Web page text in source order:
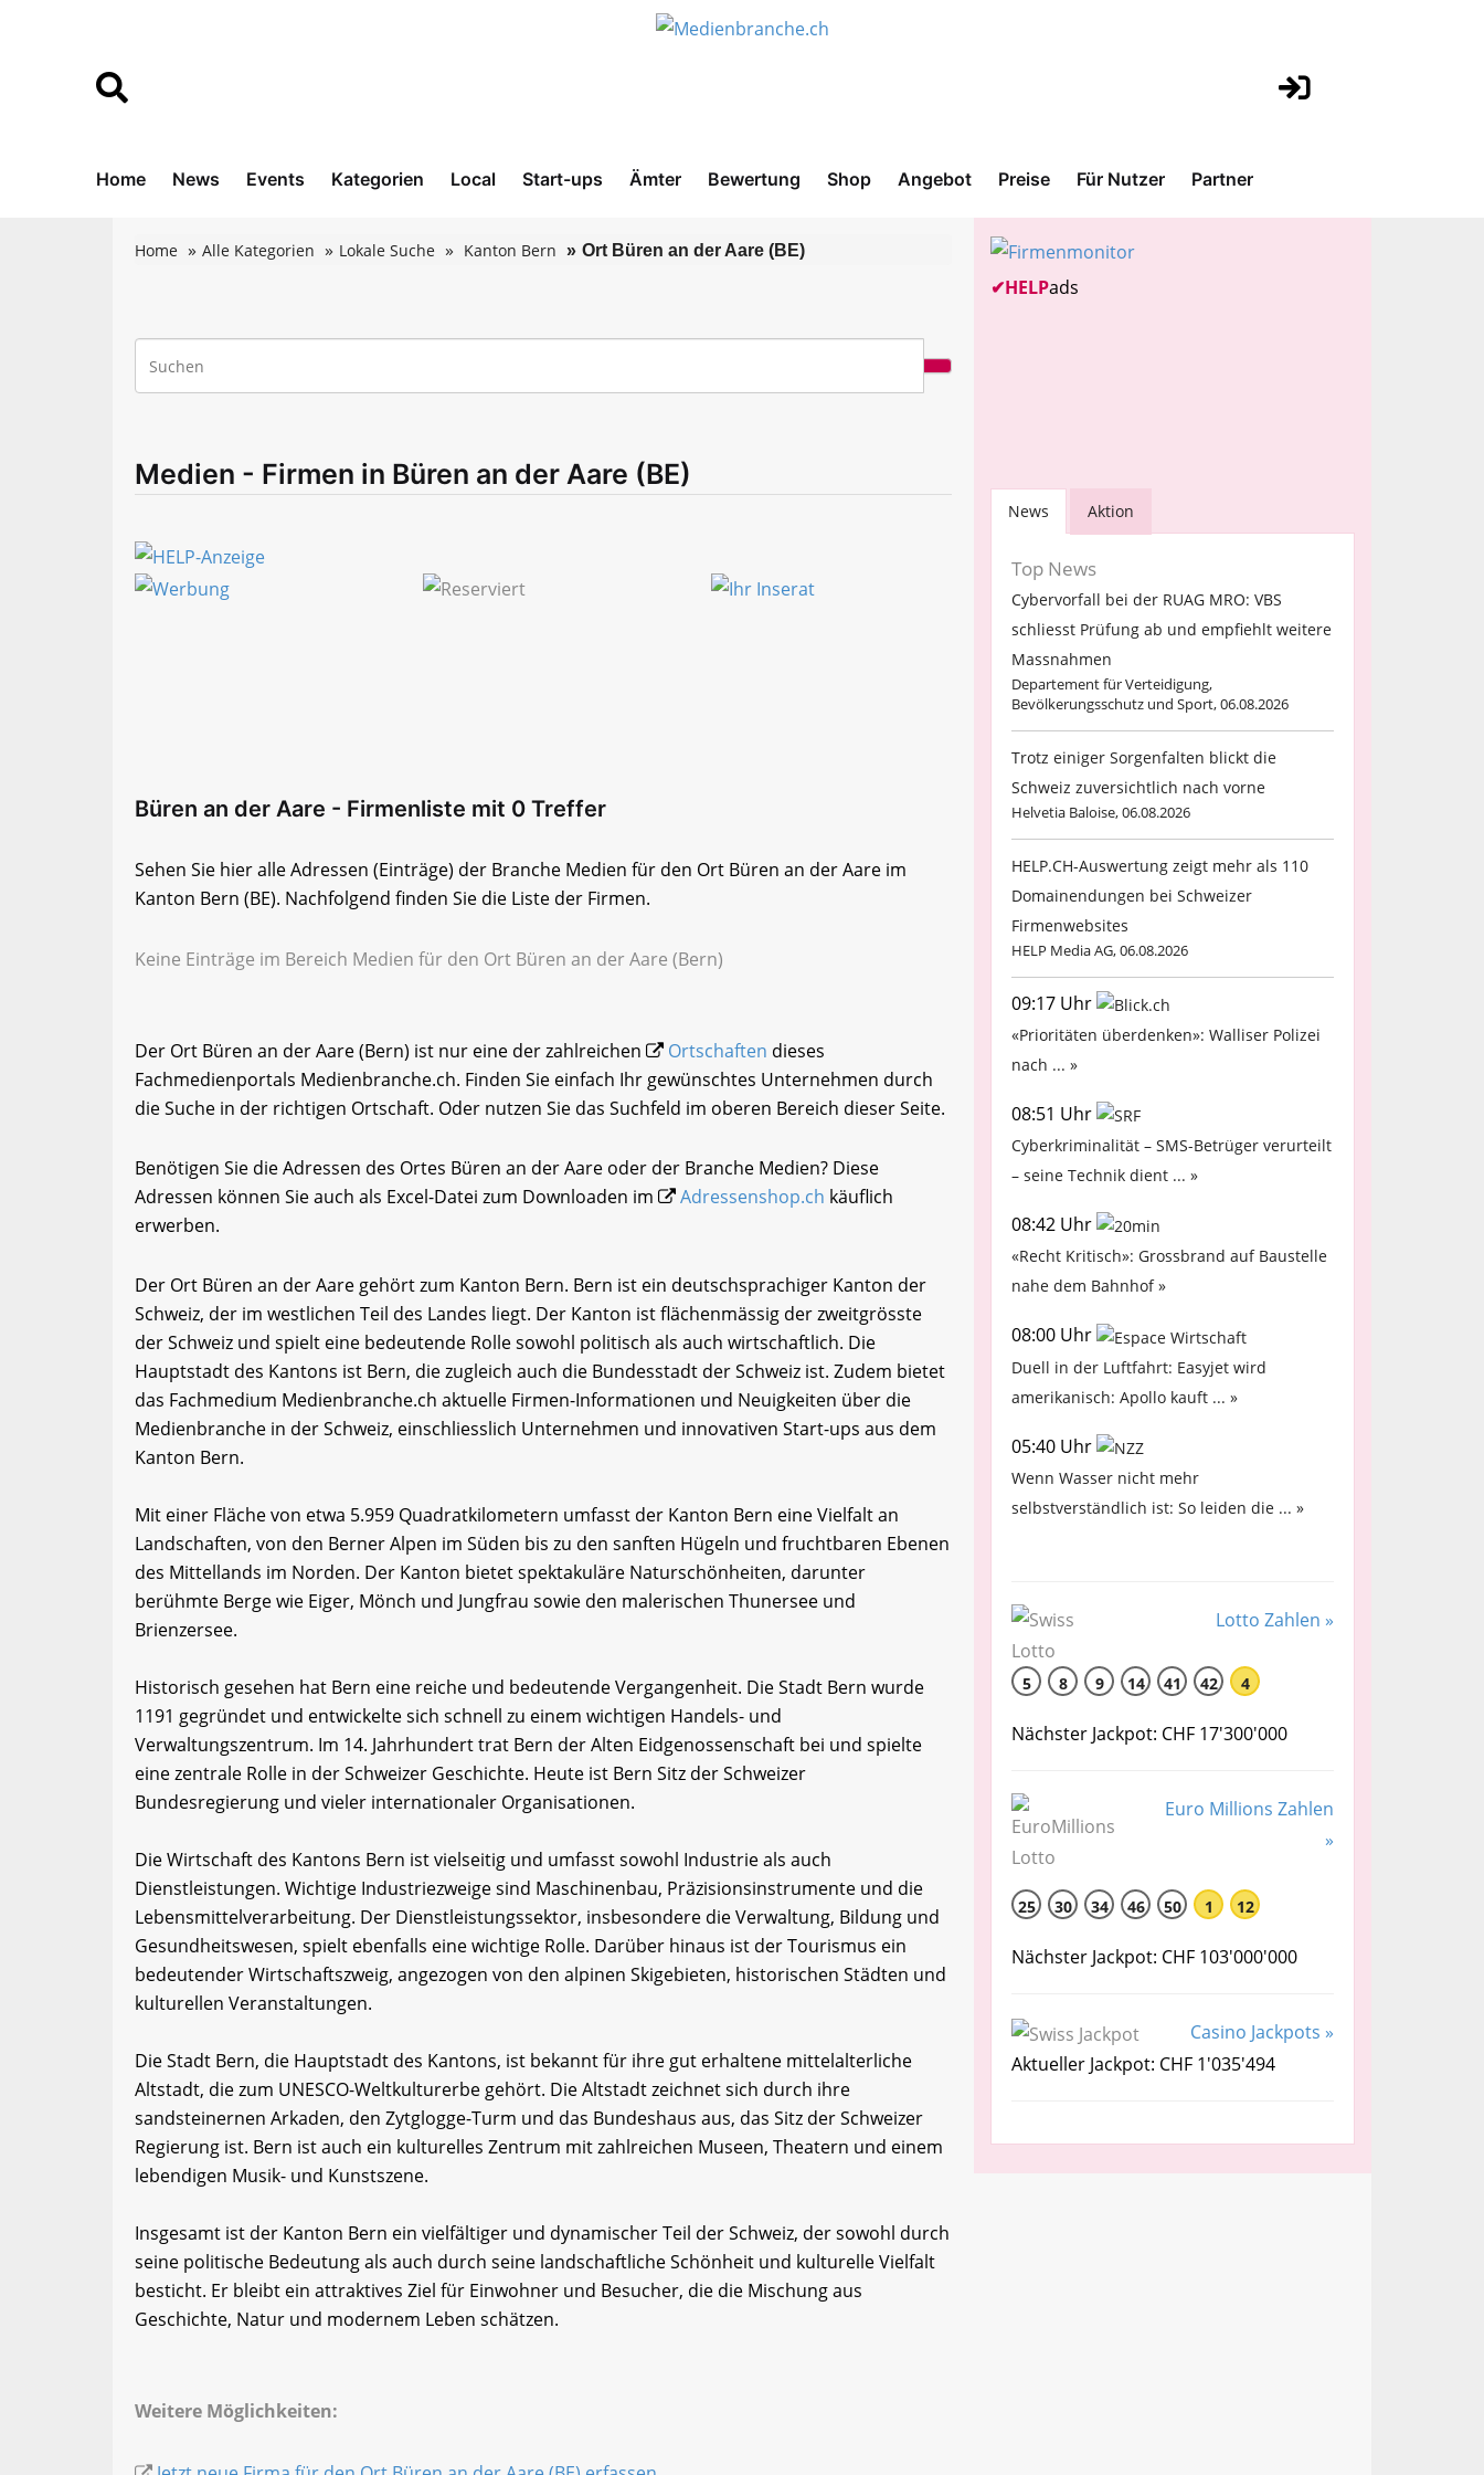
Home News Events Kategorien Local Start-ups Ämter Bewertung Shop Angebot Preise Für Nutzer Partner
Home Alle Kategorien Lokale Suche Kanton Bern Ort Büren an der Aare (BE)
Medien - Firmen in Büren an der Aare (BE)
Büren an der Aare - Firmenliste mit 0 Treffer
Sehen Sie hier alle Adressen (Einträge) der Branche Medien für den Ort Büren an der Aare im
Kanton Bern (BE). Nachfolgend finden Sie die Liste der Firmen.
Keine Einträge im Bereich Medien für den Ort Büren an der Aare (Bern)
Der Ort Büren an der Aare (Bern) ist nur eine der zahlreichen Ortschaften dieses
Fachmedienportals Medienbranche.ch. Finden Sie einfach Ihr gewünschtes Unternehmen durch
die Suche in der richtigen Ortschaft. Oder nutzen Sie das Suchfeld im oberen Bereich dieser Seite.
Benötigen Sie die Adressen des Ortes Büren an der Aare oder der Branche Medien? Diese
Adressen können Sie auch als Excel-Datei zum Downloaden im
Adressenshop.ch käuflich
erwerben.
Der Ort Büren an der Aare gehört zum Kanton Bern. Bern ist ein deutschsprachiger Kanton der
Schweiz, der im westlichen Teil des Landes liegt. Der Kanton ist flächenmässig der zweitgrösste
der Schweiz und spielt eine bedeutende Rolle sowohl politisch als auch wirtschaftlich. Die
Hauptstadt des Kantons ist Bern, die zugleich auch die Bundesstadt der Schweiz ist. Zudem bietet
das Fachmedium Medienbranche.ch aktuelle Firmen-Informationen und Neuigkeiten über die
Medienbranche in der Schweiz, einschliesslich Unternehmen und innovativen Start-ups aus dem
Kanton Bern.
Mit einer Fläche von etwa 5.959 Quadratkilometern umfasst der Kanton Bern eine Vielfalt an
Landschaften, von den Berner Alpen im Süden bis zu den sanften Hügeln und fruchtbaren Ebenen
des Mittellands im Norden. Der Kanton bietet spektakuläre Naturschönheiten, darunter
berühmte Berge wie Eiger, Mönch und Jungfrau sowie den malerischen Thunersee und
Brienzersee.
Historisch gesehen hat Bern eine reiche und bedeutende Vergangenheit. Die Stadt Bern wurde
1191 gegründet und entwickelte sich schnell zu einem wichtigen Handels- und
Verwaltungszentrum. Im 14. Jahrhundert trat Bern der Alten Eidgenossenschaft bei und spielte
eine zentrale Rolle in der Schweizer Geschichte. Heute ist Bern Sitz der Schweizer
Bundesregierung und vieler internationaler Organisationen.
Die Wirtschaft des Kantons Bern ist vielseitig und umfasst sowohl Industrie als auch
Dienstleistungen. Wichtige Industriezweige sind Maschinenbau, Präzisionsinstrumente und die
Lebensmittelverarbeitung. Der Dienstleistungssektor, insbesondere die Verwaltung, Bildung und
Gesundheitswesen, spielt ebenfalls eine wichtige Rolle. Darüber hinaus ist der Tourismus ein
bedeutender Wirtschaftszweig, angezogen von den alpinen Skigebieten, historischen Städten und
kulturellen Veranstaltungen.
Die Stadt Bern, die Hauptstadt des Kantons, ist bekannt für ihre gut erhaltene mittelalterliche
Altstadt, die zum UNESCO-Weltkulturerbe gehört. Die Altstadt zeichnet sich durch ihre
sandsteinernen Arkaden, den Zytglogge-Turm und das Bundeshaus aus, das Sitz der Schweizer
Regierung ist. Bern ist auch ein kulturelles Zentrum mit zahlreichen Museen, Theatern und einem
lebendigen Musik- und Kunstszene.
Insgesamt ist der Kanton Bern ein vielfältiger und dynamischer Teil der Schweiz, der sowohl durch
seine politische Bedeutung als auch durch seine landschaftliche Schönheit und kulturelle Vielfalt
besticht. Er bleibt ein attraktives Ziel für Einwohner und Besucher, die die Mischung aus
Geschichte, Natur und modernem Leben schätzen.
Weitere Möglichkeiten:
✔HELPads
News Aktion
Top News
Cybervorfall bei der RUAG MRO: VBS
schliesst Prüfung ab und empfiehlt weitere
Massnahmen
Departement für Verteidigung,
Bevölkerungsschutz und Sport, 06.08.2026
Trotz einiger Sorgenfalten blickt die
Schweiz zuversichtlich nach vorne
Helvetia Baloise, 06.08.2026
HELP.CH-Auswertung zeigt mehr als 110
Domainendungen bei Schweizer
Firmenwebsites
HELP Media AG, 06.08.2026
09:17 Uhr
«Prioritäten überdenken»: Walliser Polizei
nach ... »
08:51 Uhr
Cyberkriminalität – SMS-Betrüger verurteilt
– seine Technik dient ... »
08:42 Uhr
«Recht Kritisch»: Grossbrand auf Baustelle
nahe dem Bahnhof »
08:00 Uhr
Duell in der Luftfahrt: Easyjet wird
amerikanisch: Apollo kauft ... »
05:40 Uhr
Wenn Wasser nicht mehr
selbstverständlich ist: So leiden die ... »
Lotto Zahlen »
5 8 9 14 41 42 4
Nächster Jackpot: CHF 17'300'000
Euro Millions Zahlen
»
25 30 34 46 50 1 12
Nächster Jackpot: CHF 103'000'000
Casino Jackpots »
Aktueller Jackpot: CHF 1'035'494